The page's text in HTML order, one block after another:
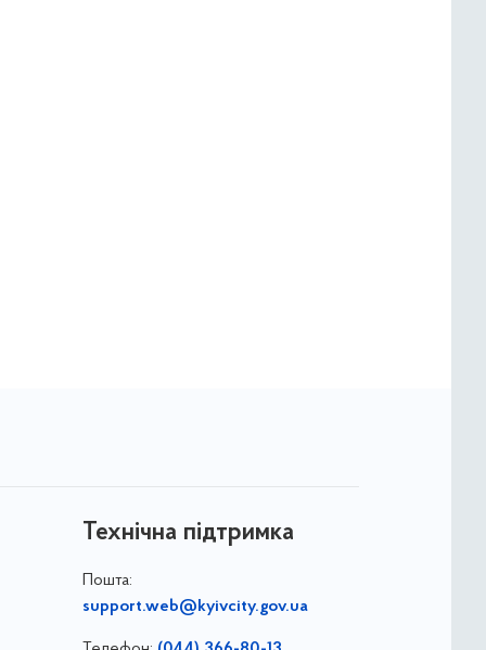
Технічна підтримка
Пошта:
support.web@kyivcity.gov.ua